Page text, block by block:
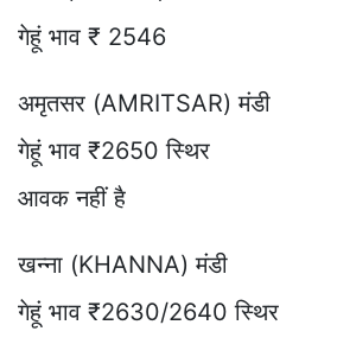
गेहूं भाव ₹ 2546
अमृतसर (AMRITSAR) मंडी
गेहूं भाव ₹2650 स्थिर
आवक नहीं है
खन्ना (KHANNA) मंडी
गेहूं भाव ₹2630/2640 स्थिर